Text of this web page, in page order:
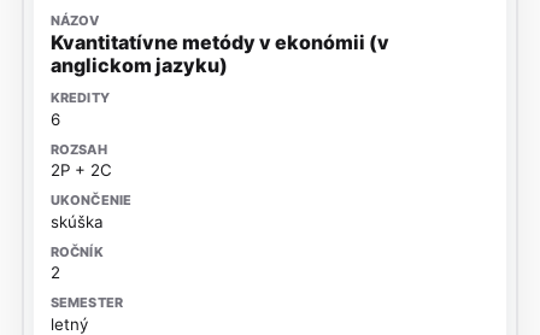
Kvantitatívne metódy v ekonómii (v
anglickom jazyku)
6
2P + 2C
skúška
2
letný